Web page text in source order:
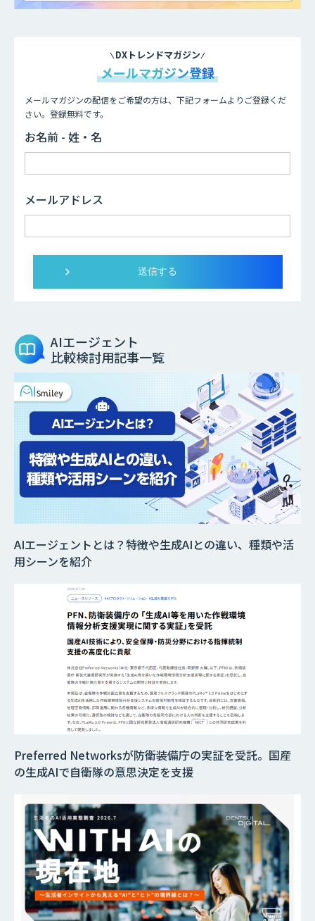
DXトレンドマガジン
メールマガジン登録
メールマガジンの配信をご希望の方は、下記フォームよりご登録くだ
さい。登録無料です。
お名前 - 姓・名
メールアドレス
AIエージェント
比較検討用記事一覧
AIエージェントとは？特徴や生成AIとの違い、種類や活
用シーンを紹介
Preferred Networksが防衛装備庁の実証を受託。国産
の生成AIで自衛隊の意思決定を支援